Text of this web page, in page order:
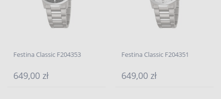
Festina Classic F204353
649,00 zł
Festina Classic F204351
649,00 zł